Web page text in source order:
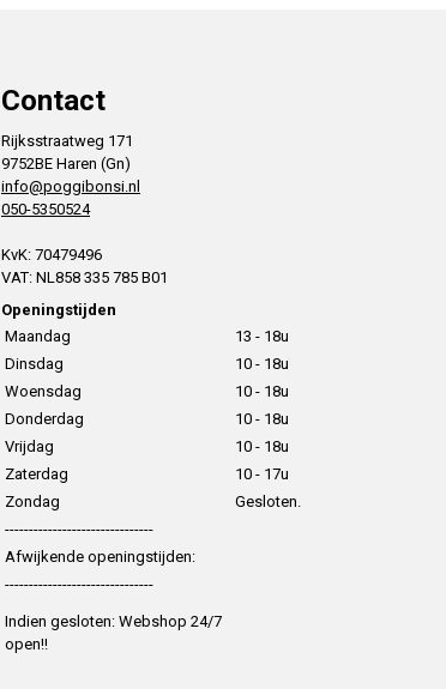
Contact
Rijksstraatweg 171
9752BE Haren (Gn)
info@poggibonsi.nl
050-5350524
KvK: 70479496
VAT: NL858 335 785 B01
Openingstijden
Maandag
13 - 18u
Dinsdag
10 - 18u
Woensdag
10 - 18u
Donderdag
10 - 18u
Vrijdag
10 - 18u
Zaterdag
10 - 17u
Zondag
Gesloten.
-------------------------------
Afwijkende openingstijden:
-------------------------------
Indien gesloten: Webshop 24/7
open!!